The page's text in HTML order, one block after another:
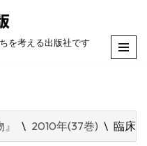
を考える出版社です
\ 2010年(37巻) \ 臨床